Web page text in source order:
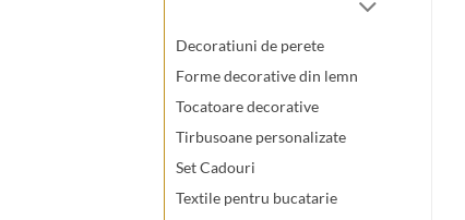
Decoratiuni de perete
Forme decorative din lemn
Tocatoare decorative
Tirbusoane personalizate
Set Cadouri
Textile pentru bucatarie